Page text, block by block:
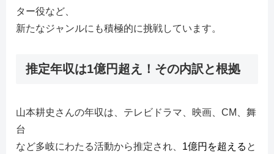
ター役など、
新たなジャンルにも積極的に挑戦しています。
推定年収は1億円超え！その内訳と根拠
山本耕史さんの年収は、テレビドラマ、映画、CM、舞
台
など多岐にわたる活動から推定され、 1億円を超える と